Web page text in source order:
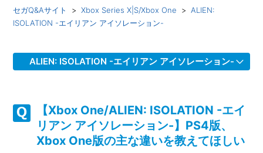
セガQ&Aサイト Xbox Series X|S/Xbox One
ALIEN:
ISOLATION -エイリアン アイソレーション-
ALIEN: ISOLATION -エイリアン アイソレーション-
ョン-】DL版（ダウンロード版）とパッケージ版に違いはあ
るのか
【Xbox One/ALIEN: ISOLATION -エイリアン アイソレーシ
【Xbox One/ALIEN: ISOLATION -エイ
リアン アイソレーション-】PS4版、
Xbox One版の主な違いを教えてほしい